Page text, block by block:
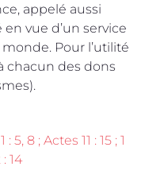
appelé aussi
vue d’un service
Pour l’utilité
chacun des dons
5, 8 ; Actes 11 : 15 ; 1
14